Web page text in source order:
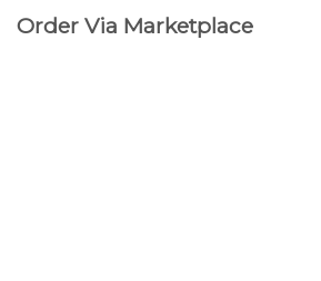
Order Via Marketplace